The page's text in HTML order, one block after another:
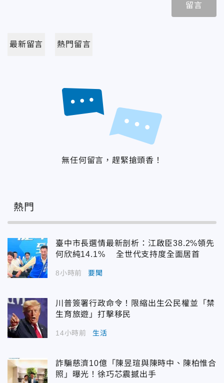
留言
最新留言 熱門留言
無任何留言，趕緊搶頭香！
熱門
臺中市長選情最新剖析：江啟臣38.2%領先
何欣純14.1% 全世代支持度全面居首
8小時前 要聞
川普簽署行政命令！限縮出生公民權並「禁
生育旅遊」打擊移民
14小時前 生活
詐騙慈濟10億「陳昱瑄與陳時中、陳柏惟合
照」曝光！徐巧芯震撼出手